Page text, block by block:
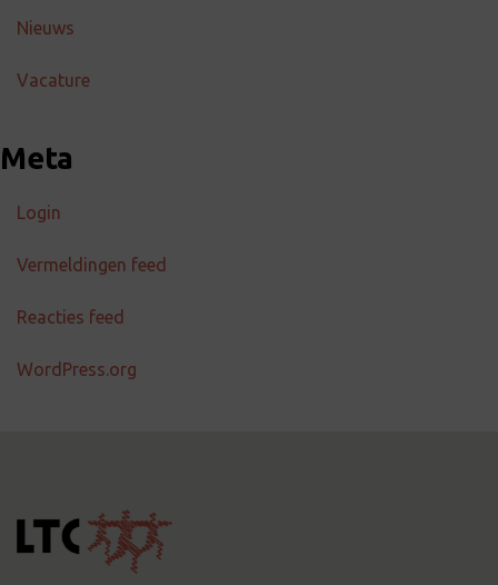
Nieuws
Vacature
Meta
Login
Vermeldingen feed
Reacties feed
WordPress.org